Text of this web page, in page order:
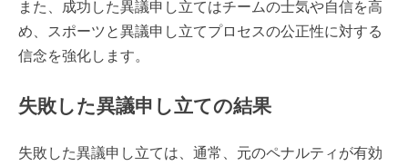
また、成功した異議申し立てはチームの士気や自信を高
め、スポーツと異議申し立てプロセスの公正性に対する
信念を強化します。
失敗した異議申し立ての結果
失敗した異議申し立ては、通常、元のペナルティが有効